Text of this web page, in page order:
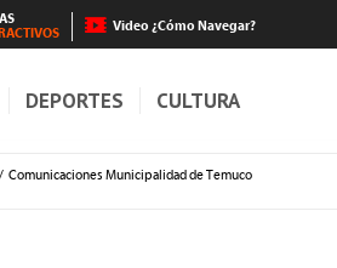
Video ¿Cómo Navegar?
DEPORTES CULTURA
/ Comunicaciones Municipalidad de Temuco